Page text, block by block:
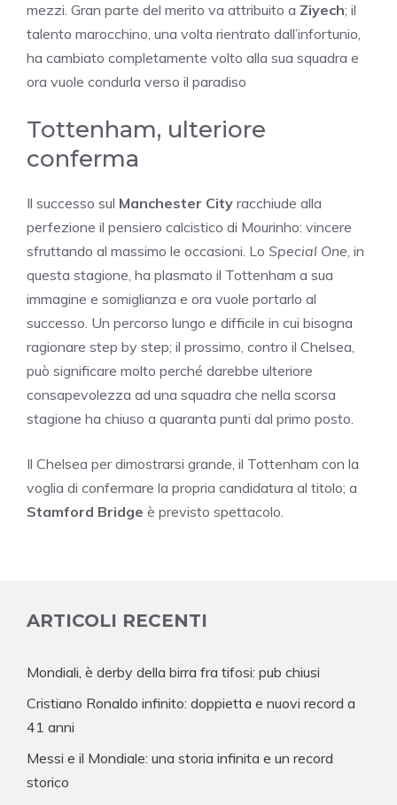
mezzi. Gran parte del merito va attribuito a Ziyech; il
talento marocchino, una volta rientrato dall’infortunio,
ha cambiato completamente volto alla sua squadra e
ora vuole condurla verso il paradiso
Tottenham, ulteriore
conferma
Il successo sul Manchester City racchiude alla
perfezione il pensiero calcistico di Mourinho: vincere
sfruttando al massimo le occasioni. Lo Special One, in
questa stagione, ha plasmato il Tottenham a sua
immagine e somiglianza e ora vuole portarlo al
successo. Un percorso lungo e difficile in cui bisogna
ragionare step by step; il prossimo, contro il Chelsea,
può significare molto perché darebbe ulteriore
consapevolezza ad una squadra che nella scorsa
stagione ha chiuso a quaranta punti dal primo posto.
Il Chelsea per dimostrarsi grande, il Tottenham con la
voglia di confermare la propria candidatura al titolo; a
Stamford Bridge è previsto spettacolo.
ARTICOLI RECENTI
Mondiali, è derby della birra fra tifosi: pub chiusi
Cristiano Ronaldo infinito: doppietta e nuovi record a
41 anni
Messi e il Mondiale: una storia infinita e un record
storico